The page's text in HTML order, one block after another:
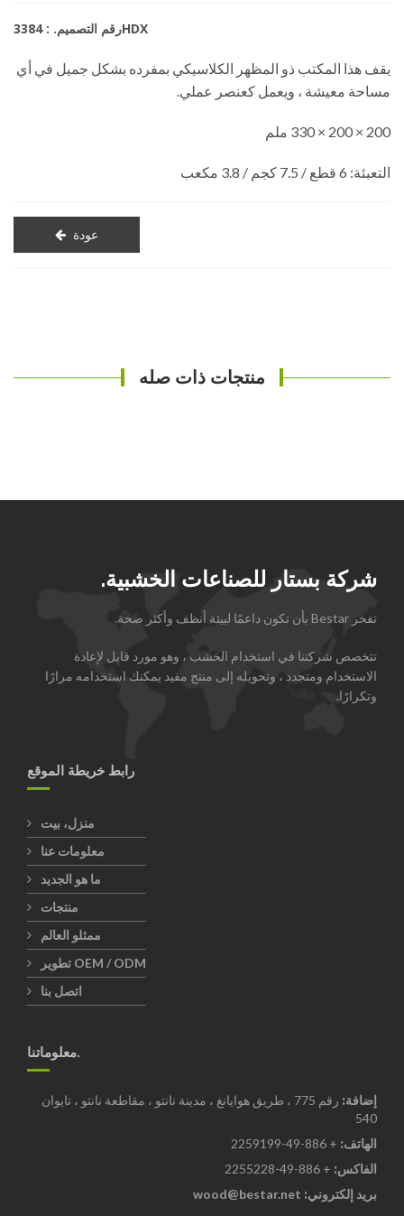
رقم التصميم. : 3384HDX
يقف هذا المكتب ذو المظهر الكلاسيكي بمفرده بشكل جميل في أي
مساحة معيشة ، ويعمل كعنصر عملي.
200 × 200 × 330 ملم
التعبئة: 6 قطع / 7.5 كجم / 3.8 مكعب
عودة
منتجات ذات صله
شركة بستار للصناعات الخشبية.
تفخر Bestar بأن تكون داعمًا لبيئة أنظف وأكثر صحة.
تتخصص شركتنا في استخدام الخشب ، وهو مورد قابل لإعادة
الاستخدام ومتجدد ، وتحويله إلى منتج مفيد يمكنك استخدامه مرارًا
وتكرارًا.
رابط خريطة الموقع
منزل، بيت
معلومات عنا
ما هو الجديد
منتجات
ممثلو العالم
تطوير OEM / ODM
اتصل بنا
معلوماتنا.
إضافة:
رقم 775 ، طريق هوايانغ ، مدينة نانتو ، مقاطعة نانتو ، تايوان
540
الهاتف: + 886-49-2259199
الفاكس: + 886-49-2255228
بريد إلكتروني: wood@bestar.net